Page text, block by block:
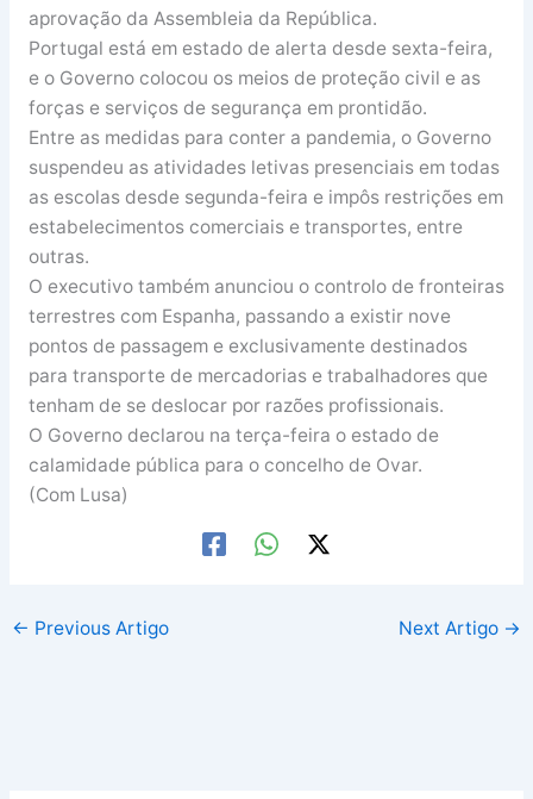
aprovação da Assembleia da República.
Portugal está em estado de alerta desde sexta-feira,
e o Governo colocou os meios de proteção civil e as
forças e serviços de segurança em prontidão.
Entre as medidas para conter a pandemia, o Governo
suspendeu as atividades letivas presenciais em todas
as escolas desde segunda-feira e impôs restrições em
estabelecimentos comerciais e transportes, entre
outras.
O executivo também anunciou o controlo de fronteiras
terrestres com Espanha, passando a existir nove
pontos de passagem e exclusivamente destinados
para transporte de mercadorias e trabalhadores que
tenham de se deslocar por razões profissionais.
O Governo declarou na terça-feira o estado de
calamidade pública para o concelho de Ovar.
(Com Lusa)
← Previous Artigo Next Artigo →